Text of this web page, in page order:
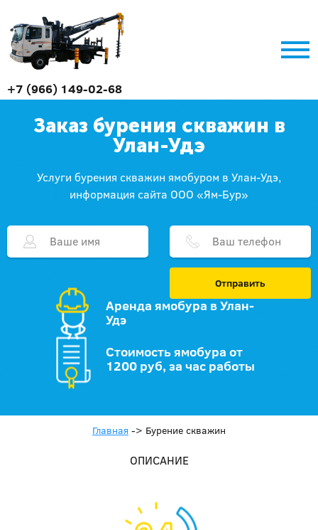
+7 (966) 149-02-68
Заказ бурения скважин в
Улан-Удэ
Услуги бурения скважин ямобуром в Улан-Удэ,
информация сайта ООО «Ям-Бур»
Отправить
Аренда ямобура в Улан-
Удэ
Стоимость ямобура от
1200 руб, за час работы
Главная -> Бурение скважин
ОПИСАНИЕ